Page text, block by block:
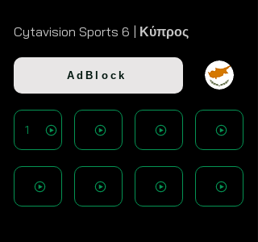
Cytavision Sports 6 | Κύπρος
AdBlock
1